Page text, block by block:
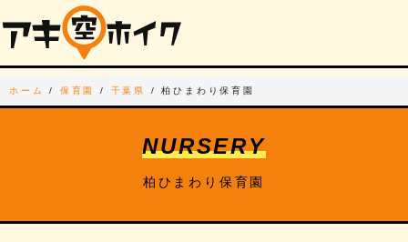
ホーム / 保育園 / 千葉県 /柏ひまわり保育園
NURSERY
柏ひまわり保育園